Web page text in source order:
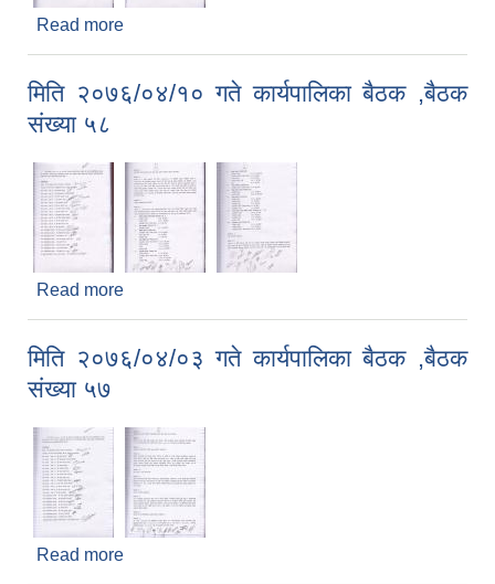
Read more
मिति २०७६/०४/१० गते कार्यपालिका बैठक ,बैठक
संख्या ५८
Read more
मिति २०७६/०४/०३ गते कार्यपालिका बैठक ,बैठक
संख्या ५७
Read more